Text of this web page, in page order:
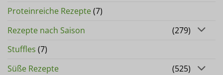
Proteinreiche Rezepte(7)
Rezepte nach Saison
(279)
Stuffles (7)
Süße Rezepte
(525)